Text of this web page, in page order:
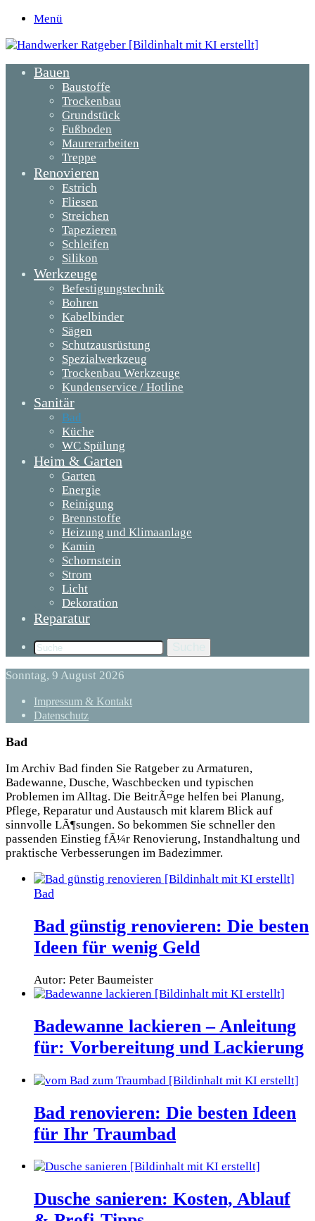
Menü
Bauen
Baustoffe
Trockenbau
Grundstück
Fußboden
Maurerarbeiten
Treppe
Renovieren
Estrich
Fliesen
Streichen
Tapezieren
Schleifen
Silikon
Werkzeuge
Befestigungstechnik
Bohren
Kabelbinder
Sägen
Schutzausrüstung
Spezialwerkzeug
Trockenbau Werkzeuge
Kundenservice / Hotline
Sanitär
Bad
Küche
WC Spülung
Heim & Garten
Garten
Energie
Reinigung
Brennstoffe
Heizung und Klimaanlage
Kamin
Schornstein
Strom
Licht
Dekoration
Reparatur
Sonntag, 9 August 2026
Impressum & Kontakt
Datenschutz
Bad
Im Archiv Bad finden Sie Ratgeber zu Armaturen,
Badewanne, Dusche, Waschbecken und typischen
Problemen im Alltag. Die BeitrÃ¤ge helfen bei Planung,
Pflege, Reparatur und Austausch mit klarem Blick auf
sinnvolle LÃ¶sungen. So bekommen Sie schneller den
passenden Einstieg fÃ¼r Renovierung, Instandhaltung und
praktische Verbesserungen im Badezimmer.
Bad
Bad günstig renovieren: Die besten
Ideen für wenig Geld
Autor: Peter Baumeister
Badewanne lackieren – Anleitung
für: Vorbereitung und Lackierung
Bad renovieren: Die besten Ideen
für Ihr Traumbad
Dusche sanieren: Kosten, Ablauf